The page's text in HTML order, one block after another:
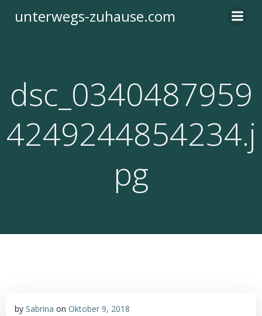
Inhalt
unterwegs-zuhause.com
dsc_0340487959
4249244854234.j
pg
by Sabrina on Oktober 9, 2018